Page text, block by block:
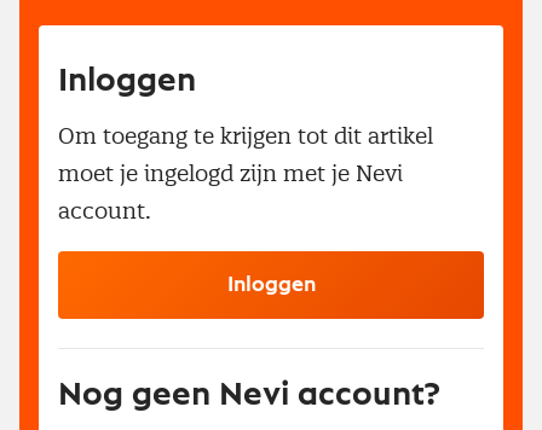
Inloggen
Om toegang te krijgen tot dit artikel
moet je ingelogd zijn met je Nevi
account.
Inloggen
Nog geen Nevi account?